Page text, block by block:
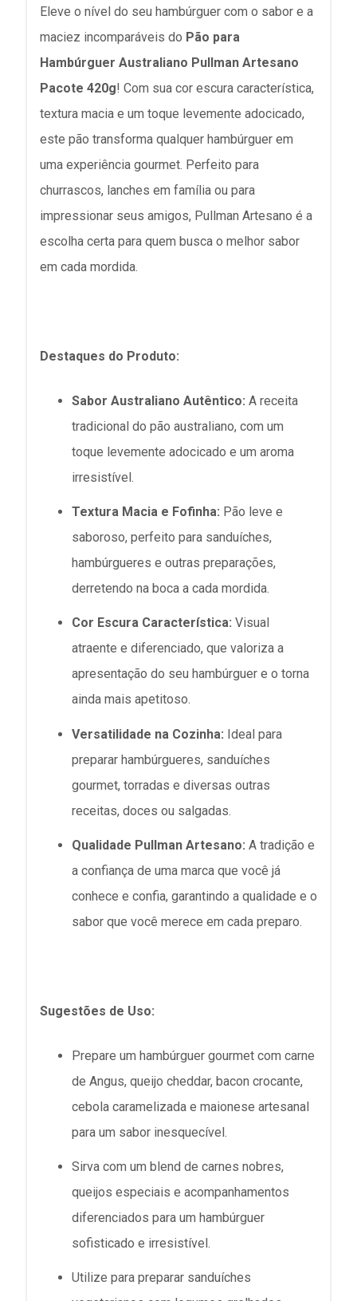
Eleve o nível do seu hambúrguer com o sabor e a
maciez incomparáveis do Pão para
Hambúrguer Australiano Pullman Artesano
Pacote 420g! Com sua cor escura característica,
textura macia e um toque levemente adocicado,
este pão transforma qualquer hambúrguer em
uma experiência gourmet. Perfeito para
churrascos, lanches em família ou para
impressionar seus amigos, Pullman Artesano é a
escolha certa para quem busca o melhor sabor
em cada mordida.
Destaques do Produto:
Sabor Australiano Autêntico: A receita
tradicional do pão australiano, com um
toque levemente adocicado e um aroma
irresistível.
Textura Macia e Fofinha: Pão leve e
saboroso, perfeito para sanduíches,
hambúrgueres e outras preparações,
derretendo na boca a cada mordida.
Cor Escura Característica: Visual
atraente e diferenciado, que valoriza a
apresentação do seu hambúrguer e o torna
ainda mais apetitoso.
Versatilidade na Cozinha: Ideal para
preparar hambúrgueres, sanduíches
gourmet, torradas e diversas outras
receitas, doces ou salgadas.
Qualidade Pullman Artesano: A tradição e
a confiança de uma marca que você já
conhece e confia, garantindo a qualidade e o
sabor que você merece em cada preparo.
Sugestões de Uso:
Prepare um hambúrguer gourmet com carne
de Angus, queijo cheddar, bacon crocante,
cebola caramelizada e maionese artesanal
para um sabor inesquecível.
Sirva com um blend de carnes nobres,
queijos especiais e acompanhamentos
diferenciados para um hambúrguer
sofisticado e irresistível.
Utilize para preparar sanduíches